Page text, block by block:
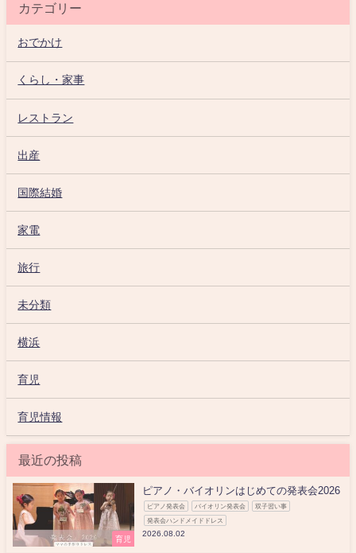
カテゴリー
おでかけ
くらし・家事
レストラン
出産
国際結婚
家電
旅行
未分類
横浜
育児
育児情報
最近の投稿
育児
ピアノ・バイオリンはじめての発表会2026
ピアノ発表会 バイオリン発表会 双子習い事
発表会ハンドメイドドレス
2026.08.02